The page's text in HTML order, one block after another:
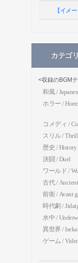
【イメ
カテゴ
<収録のBGM
和風 /
ホラー /
コメディ /
スリル / Thrill
歴史 / History
決闘 / Duel
ワールド /
古代 / Ancient
前衛 / Avant
時代劇 /
水中 /
異世界 /
ゲーム /